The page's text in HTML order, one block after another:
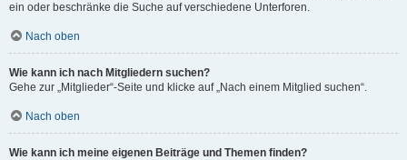
ein oder beschränke die Suche auf verschiedene Unterforen.
Nach oben
Wie kann ich nach Mitgliedern suchen?
Gehe zur „Mitglieder“-Seite und klicke auf „Nach einem Mitglied suchen“.
Nach oben
Wie kann ich meine eigenen Beiträge und Themen finden?